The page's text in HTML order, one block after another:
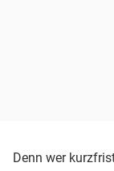
Denn wer